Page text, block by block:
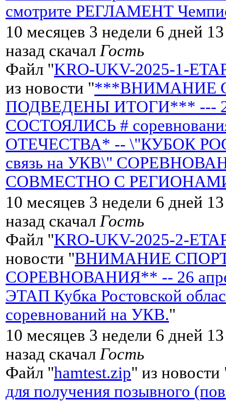
смотрите РЕГЛАМЕНТ
10 месяцев 3 недели 6 дней
назад скачал Гость
Файл "KRO-UKV-2025-1-
из новости "***ВНИМАНИЕ
ПОДВЕДЕНЫ ИТОГИ*** --- 22
СОСТОЯЛИСЬ #
ОТЕЧЕСТВА* -- \"КУБОК
связь на УКВ\"
СОВМЕСТНО С
10 месяцев 3 недели 6 дней
назад скачал Гость
Файл "KRO-UKV-2025-2-
новости "ВНИМАНИЕ
СОРЕВНОВАНИЯ** -- 26
ЭТАП Кубка Ростовской
соревнований на УКВ."
10 месяцев 3 недели 6 дней
назад скачал Гость
Файл "hamtest.zip" из новости
для получения позывного